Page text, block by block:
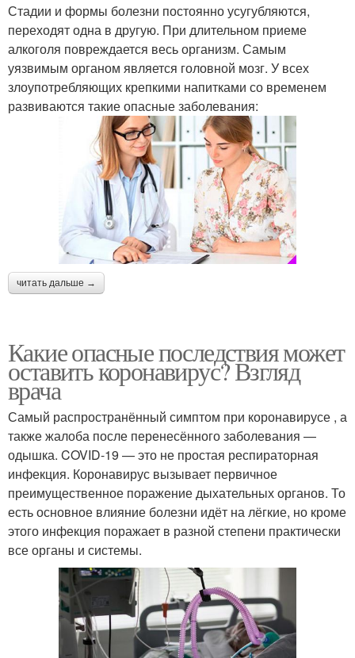
Стадии и формы болезни постоянно усугубляются,
переходят одна в другую. При длительном приеме
алкоголя повреждается весь организм. Самым
уязвимым органом является головной мозг. У всех
злоупотребляющих крепкими напитками со временем
развиваются такие опасные заболевания:
читать дальше →
Какие опасные последствия может
оставить коронавирус? Взгляд
врача
Самый распространённый симптом при коронавирусе , а
также жалоба после перенесённого заболевания —
одышка. COVID-19 — это не простая респираторная
инфекция. Коронавирус вызывает первичное
преимущественное поражение дыхательных органов. То
есть основное влияние болезни идёт на лёгкие, но кроме
этого инфекция поражает в разной степени практически
все органы и системы.